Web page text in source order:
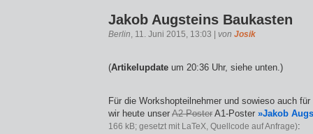
Jakob Augsteins Baukasten
Berlin, 11. Juni 2015, 13:03 | von Josik
(Artikelupdate um 20:36 Uhr, siehe unten.)
Für die Workshopteilnehmer und sowieso auch
wir heute unser A2-Poster A1-Poster »Jakob
166 kB; gesetzt mit LaTeX, Quellcode auf Anfrage):